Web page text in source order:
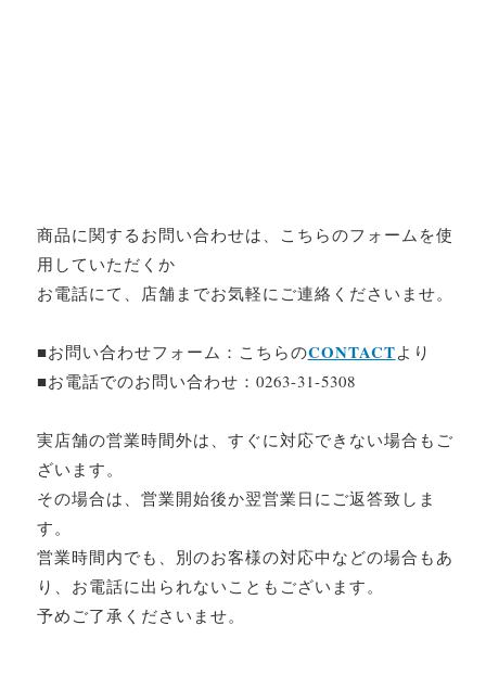
商品に関するお問い合わせは、こちらのフォームを使
用していただくか
お電話にて、店舗までお気軽にご連絡くださいませ。
■お問い合わせフォーム：こちらのCONTACTより
■お電話でのお問い合わせ：0263-31-5308
実店舗の営業時間外は、すぐに対応できない場合もご
ざいます。
その場合は、営業開始後か翌営業日にご返答致しま
す。
営業時間内でも、別のお客様の対応中などの場合もあ
り、お電話に出られないこともございます。
予めご了承くださいませ。